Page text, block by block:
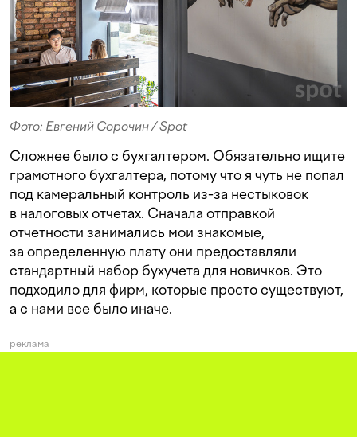
Фото: Евгений Сорочин / Spot
Сложнее было с бухгалтером. Обязательно ищите
грамотного бухгалтера, потому что я чуть не попал
под камеральный контроль из-за нестыковок
в налоговых отчетах. Сначала отправкой
отчетности занимались мои знакомые,
за определенную плату они предоставляли
стандартный набор бухучета для новичков. Это
подходило для фирм, которые просто существуют,
а с нами все было иначе.
реклама